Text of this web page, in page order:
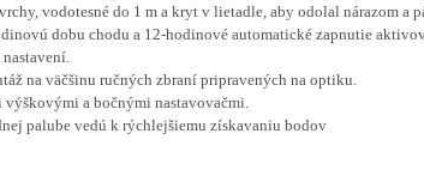
vodotesné do 1 m a kryt v lietadle, aby odolal nárazom a
dobu chodu a 12-hodinové automatické zapnutie
na väčšinu ručných zbraní pripravených na optiku.
a bočnými nastavovačmi.
palube vedú k rýchlejšiemu získavaniu bodov